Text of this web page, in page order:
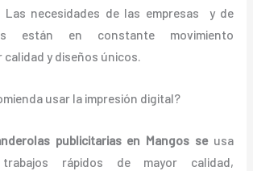
Las necesidades de las empresas y de
están en constante movimiento
calidad y diseños únicos.
usar la impresión digital?
publicitarias en Mangos seusa
rápidos de mayor calidad,